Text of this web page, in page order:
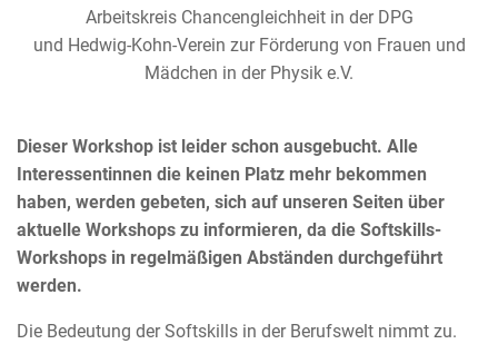
Arbeitskreis Chancengleichheit in der DPG
und Hedwig-Kohn-Verein zur Förderung von Frauen und
Mädchen in der Physik e.V.
Dieser Workshop ist leider schon ausgebucht. Alle
Interessentinnen die keinen Platz mehr bekommen
haben, werden gebeten, sich auf unseren Seiten über
aktuelle Workshops zu informieren, da die Softskills-
Workshops in regelmäßigen Abständen durchgeführt
werden.
Die Bedeutung der Softskills in der Berufswelt nimmt zu.